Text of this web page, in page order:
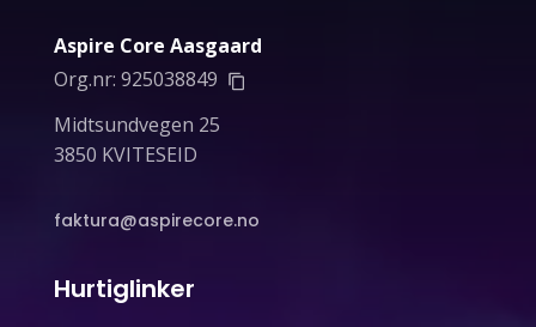
Aspire Core Aasgaard
Org.nr: 925038849
Midtsundvegen 25
3850 KVITESEID
faktura@aspirecore.no
Hurtiglinker